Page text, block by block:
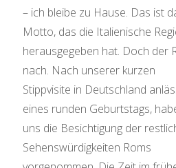
– ich bleibe zu Hause. Das ist
Motto, das die Italienische
herausgegeben hat. Doch der
nach. Nach unserer kurzen
Stippvisite in Deutschland
eines runden Geburtstags,
uns die Besichtigung der
Sehenswürdigkeiten Roms